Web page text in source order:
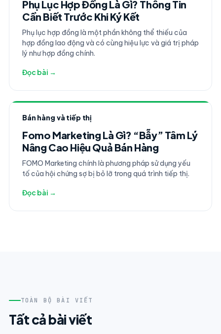
Phụ Lục Hợp Đồng Là Gì? Thông Tin
Cần Biết Trước Khi Ký Kết
Phụ lục hợp đồng là một phần không thể thiếu của
hợp đồng lao động và có cùng hiệu lực và giá trị pháp
lý như hợp đồng chính.
Đọc bài →
Bán hàng và tiếp thị
Fomo Marketing Là Gì? “Bẫy” Tâm Lý
Nâng Cao Hiệu Quả Bán Hàng
FOMO Marketing chính là phương pháp sử dụng yếu
tố của hội chứng sợ bị bỏ lỡ trong quá trình tiếp thị.
Đọc bài →
TOÀN BỘ BÀI VIẾT
Tất cả bài viết